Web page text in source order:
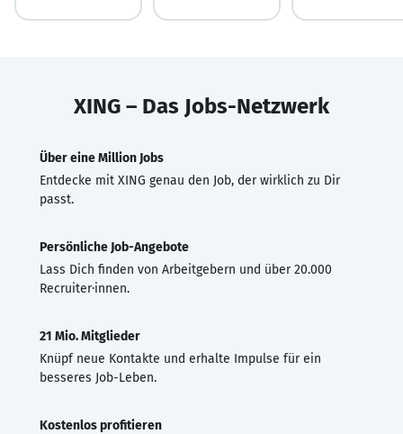
XING – Das Jobs-Netzwerk
Über eine Million Jobs
Entdecke mit XING genau den Job, der wirklich zu Dir
passt.
Persönliche Job-Angebote
Lass Dich finden von Arbeitgebern und über 20.000
Recruiter·innen.
21 Mio. Mitglieder
Knüpf neue Kontakte und erhalte Impulse für ein
besseres Job-Leben.
Kostenlos profitieren